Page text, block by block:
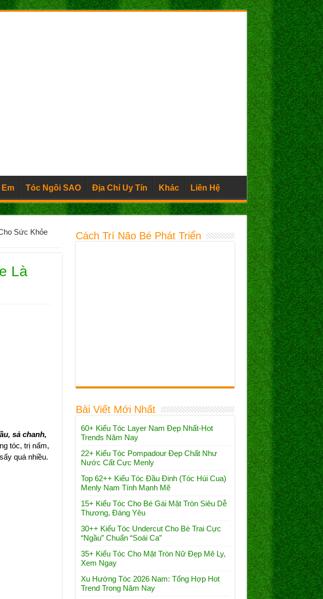
Tóc Ngôi SAO Địa Chỉ Uy Tín Khác Liên Hệ
Sức Khỏe
Là
sả chanh,
tóc, trị nấm,
quá nhiều.
Cách Trí Não Bé Phát Triển
Bài Viết Mới Nhất
60+ Kiểu Tóc Layer Nam Đẹp Nhất-Hot
Trends Năm Nay
22+ Kiểu Tóc Pompadour Đẹp Chất Như
Nước Cất Cực Menly
Top 62++ Kiểu Tóc Đầu Đinh (Tóc Húi Cua)
Menly Nam Tính Mạnh Mẽ
15+ Kiểu Tóc Cho Bé Gái Mặt Tròn Siêu Dễ
Thương, Đáng Yêu
30++ Kiểu Tóc Undercut Cho Bé Trai Cực
“Ngầu” Chuẩn “Soái Ca”
35+ Kiểu Tóc Cho Mặt Tròn Nữ Đẹp Mê Ly,
Xem Ngay
Xu Hướng Tóc 2026 Nam: Tổng Hợp Hot
Trend Trong Năm Nay